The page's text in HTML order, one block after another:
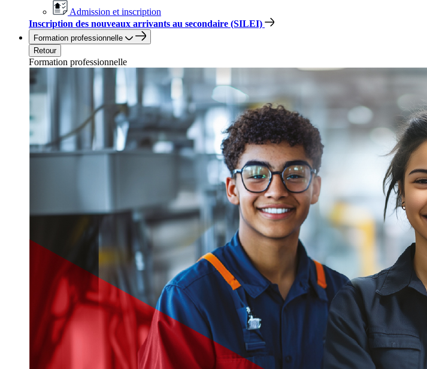
Admission et inscription
Inscription des nouveaux arrivants au secondaire (SILEI)
Formation professionnelle
Retour
Formation professionnelle